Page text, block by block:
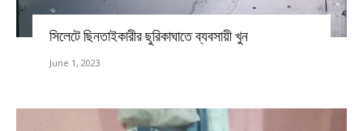
সিলেটে ছিনতাইকারীর ছুরিকাঘাতে ব্যবসায়ী খুন
June 1, 2023